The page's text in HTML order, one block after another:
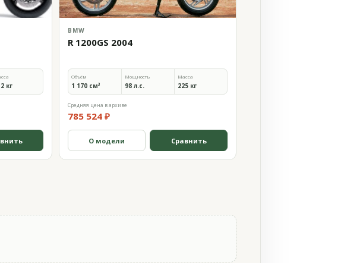
кг
BMW
R 1200GS 2004
Объём
1 170 см³
Мощность
98 л.с.
Масса
225 кг
Средняя цена в архиве
785 524 ₽
О модели Сравнить